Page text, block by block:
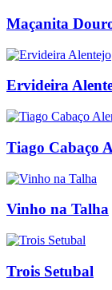
Maçanita
Ervideira
Tiago Cabaço
Vinho na Talha
Trois Setubal